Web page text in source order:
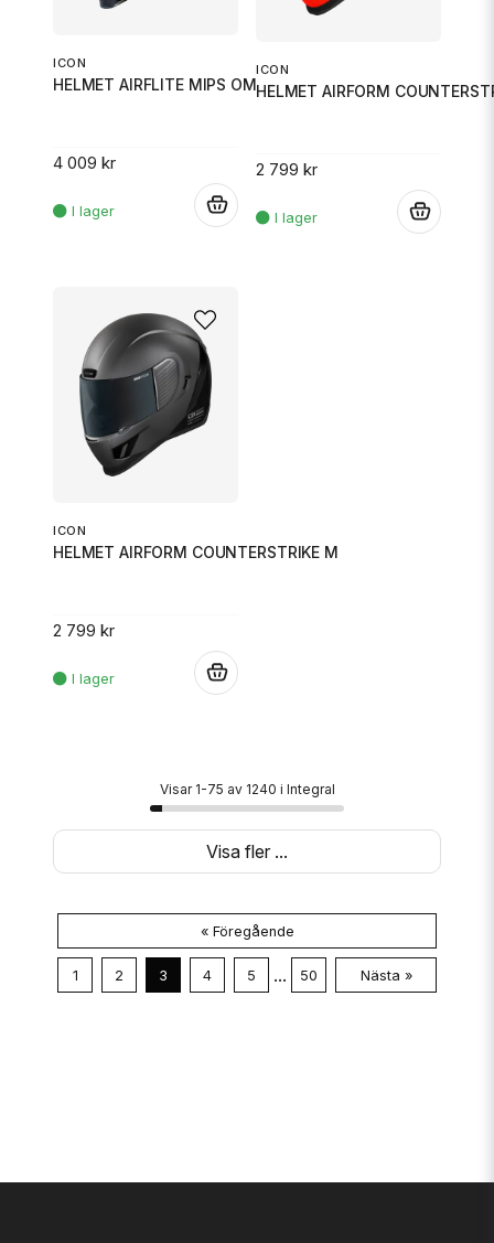
ICON
HELMET AIRFLITE MIPS OMNICRUX
4 009 kr
ICON
HELMET AIRFORM
2 799 kr
ICON
HELMET AIRFORM COUNTERSTRIKE M
2 799 kr
Visar 1-75 av 1240 i Integral
Visa fler ...
« Föregående
1 2 3 4 5 ... 50 Nästa »